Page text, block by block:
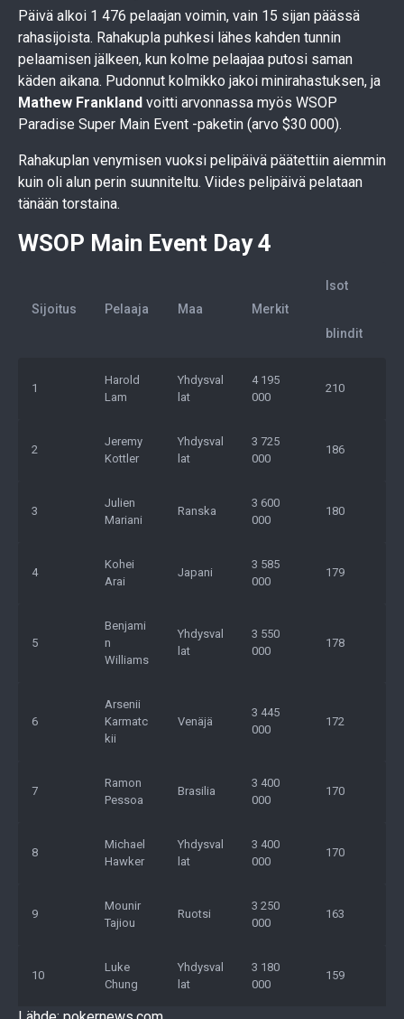
Päivä alkoi 1 476 pelaajan voimin, vain 15 sijan päässä
rahasijoista. Rahakupla puhkesi lähes kahden tunnin
pelaamisen jälkeen, kun kolme pelaajaa putosi saman
käden aikana. Pudonnut kolmikko jakoi minirahastuksen, ja
Mathew Frankland voitti arvonnassa myös WSOP
Paradise Super Main Event -paketin (arvo $30 000).
Rahakuplan venymisen vuoksi pelipäivä päätettiin aiemmin
kuin oli alun perin suunniteltu. Viides pelipäivä pelataan
tänään torstaina.
WSOP Main Event Day 4
Sijoitus Pelaaja Maa Merkit
Isot
blindit
1
Harold
Lam
Yhdysval
lat
4 195
000
210
2
Jeremy
Kottler
Yhdysval
lat
3 725
000
186
3
Julien
Mariani
Ranska
3 600
000
180
4
Kohei
Arai
Japani
3 585
000
179
5
Benjami
n
Williams
Yhdysval
lat
3 550
000
178
6
Arsenii
Karmatc
kii
Venäjä
3 445
000
172
7
Ramon
Pessoa
Brasilia
3 400
000
170
8
Michael
Hawker
Yhdysval
lat
3 400
000
170
9
Mounir
Tajiou
Ruotsi
3 250
000
163
10
Luke
Chung
Yhdysval
lat
3 180
000
159